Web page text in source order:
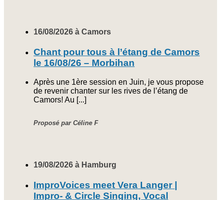
16/08/2026 à Camors
Chant pour tous à l’étang de Camors
le 16/08/26 – Morbihan
Après une 1ère session en Juin, je vous propose
de revenir chanter sur les rives de l’étang de
Camors! Au [...]
Proposé par Céline F
19/08/2026 à Hamburg
ImproVoices meet Vera Langer |
Impro- & Circle Singing, Vocal